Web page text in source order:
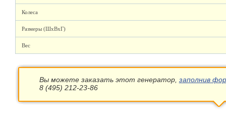
Колеса
Размеры (ШхВхГ)
Вес
Вы можете заказать этот генератор, заполнив
8 (495) 212-23-86